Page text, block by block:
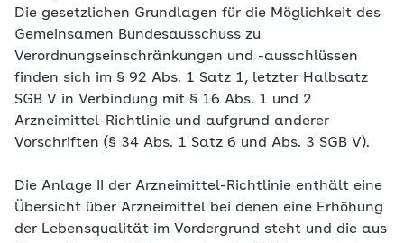
Die gesetzlichen Grundlagen für die Möglichkeit des
Gemeinsamen Bundesausschuss zu
Verordnungseinschränkungen und -ausschlüssen
finden sich im § 92 Abs. 1 Satz 1, letzter Halbsatz
SGB V in Verbindung mit § 16 Abs. 1 und 2
Arzneimittel-Richtlinie und aufgrund anderer
Vorschriften (§ 34 Abs. 1 Satz 6 und Abs. 3 SGB V).
Die Anlage II der Arzneimittel-Richtlinie enthält eine
Übersicht über Arzneimittel bei denen eine Erhöhung
der Lebensqualität im Vordergrund steht und die aus